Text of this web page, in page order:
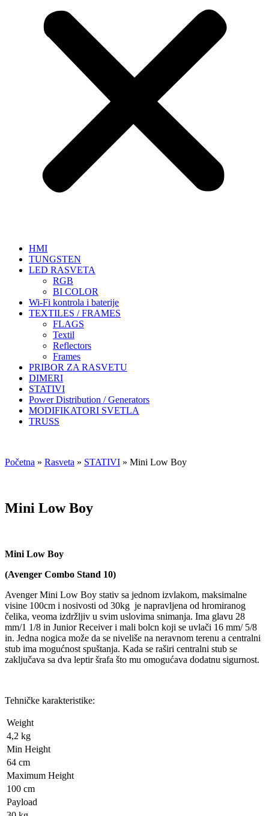
HMI
TUNGSTEN
LED RASVETA
RGB
BI COLOR
Wi-Fi kontrola i baterije
TEXTILES / FRAMES
FLAGS
Textil
Reflectors
Frames
PRIBOR ZA RASVETU
DIMERI
STATIVI
Power Distribution / Generators
MODIFIKATORI SVETLA
TRUSS
Početna » Rasveta » STATIVI » Mini Low Boy
Mini Low Boy
Mini Low Boy
(Avenger Combo Stand 10)
Avenger Mini Low Boy stativ sa jednom izvlakom, maksimalne
visine 100cm i nosivosti od 30kg je napravljena od hromiranog
čelika, veoma izdržljiv u svim uslovima snimanja. Ima glavu 28
mm/1 1/8 in Junior Receiver i mali bolcn koji se uvlači 16 mm/ 5/8
in. Jedna nogica može da se niveliše na neravnom terenu a centralni
stub ima mogućnost spuštanja. Kada se raširi centralni stub se
zaključava sa dva leptir šrafa što mu omogućava dodatnu sigurnost.
Tehničke karakteristike:
Weight
4,2 kg
Min Height
64 cm
Maximum Height
100 cm
Payload